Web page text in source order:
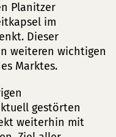
Planitzer
im
Dieser
weiteren wichtigen
Marktes.
gestörten
weiterhin mit